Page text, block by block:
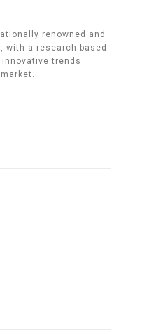
renowned and
with a research-based
trends